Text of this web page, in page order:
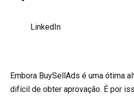
LinkedIn
Embora BuySellAds é uma ótima
difícil de obter aprovação. É por